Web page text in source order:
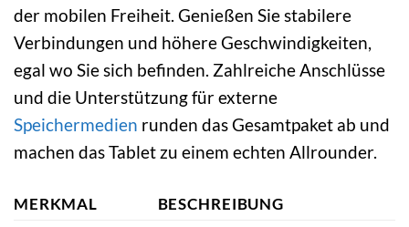
der mobilen Freiheit. Genießen Sie stabilere
Verbindungen und höhere Geschwindigkeiten,
egal wo Sie sich befinden. Zahlreiche Anschlüsse
und die Unterstützung für externe
Speichermedien runden das Gesamtpaket ab und
machen das Tablet zu einem echten Allrounder.
MERKMAL BESCHREIBUNG